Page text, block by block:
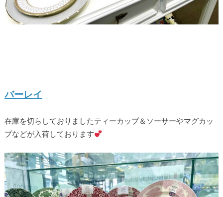
バーレイ
在庫を切らしておりましたティーカップ＆ソーサーやマグカッ
プなどが入荷しております